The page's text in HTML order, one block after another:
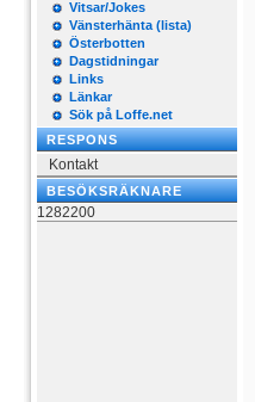
Vitsar/Jokes
Vänsterhänta (lista)
Österbotten
Dagstidningar
Links
Länkar
Sök på Loffe.net
RESPONS
Kontakt
BESÖKSRÄKNARE
1282200